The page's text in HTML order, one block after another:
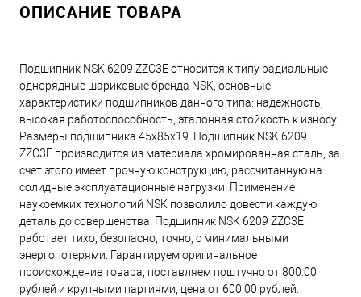
ОПИСАНИЕ ТОВАРА
Подшипник NSK 6209 ZZC3E относится к типу радиальные
однорядные шариковые бренда NSK, основные
характеристики подшипников данного типа: надежность,
высокая работоспособность, эталонная стойкость к износу.
Размеры подшипника 45x85x19. Подшипник NSK 6209
ZZC3E производится из материала хромированная сталь, за
счет этого имеет прочную конструкцию, рассчитанную на
солидные эксплуатационные нагрузки. Применение
наукоемких технологий NSK позволило довести каждую
деталь до совершенства. Подшипник NSK 6209 ZZC3E
работает тихо, безопасно, точно, с минимальными
энергопотерями. Гарантируем оригинальное
происхождение товара, поставляем поштучно от 800.00
рублей и крупными партиями, цена от 600.00 рублей.